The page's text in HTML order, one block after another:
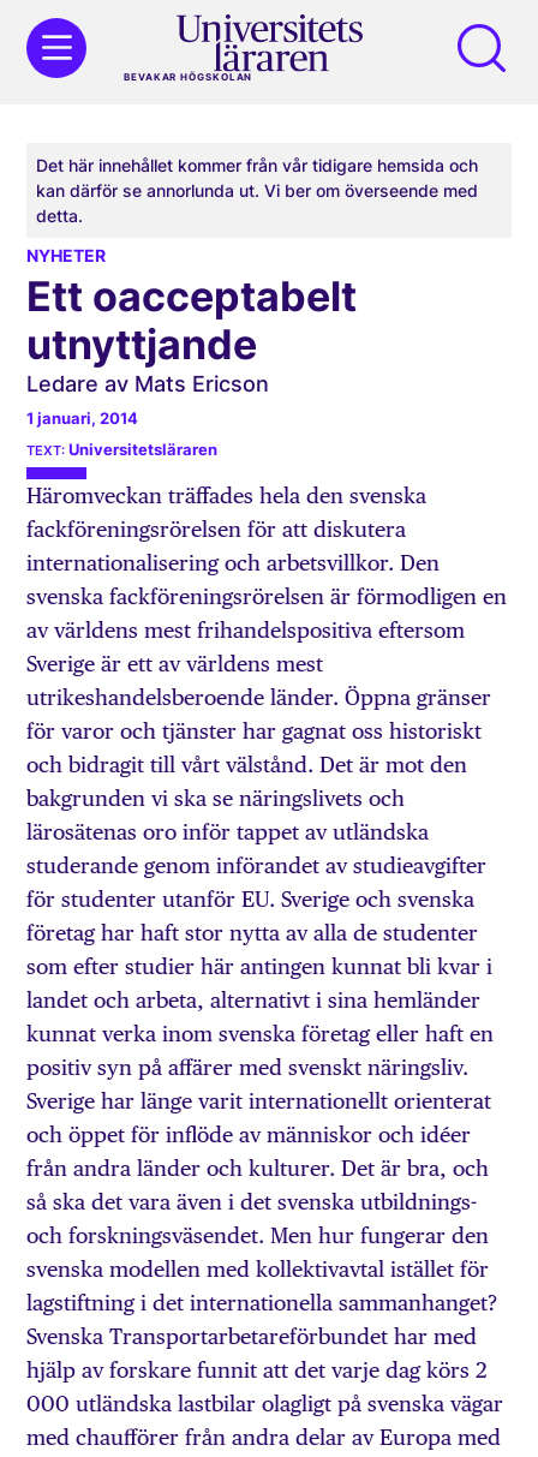
BEVAKAR HÖGSKOLAN
Det här innehållet kommer från vår tidigare hemsida och
kan därför se annorlunda ut. Vi ber om överseende med
detta.
NYHETER
Ett oacceptabelt
utnyttjande
Ledare av Mats Ericson
1 januari, 2014
Universitetsläraren
Häromveckan träffades hela den svenska
fackförenings­rörelsen för att diskutera
internationalisering och­ arbetsvillkor. Den
svenska fack­förenings­­rörelsen är förmodligen en
av världens mest frihandelspositiva eftersom
Sverige är ett av världens mest
utrikeshandelsberoende länder. Öppna gränser
för varor och tjänster har gagnat oss historiskt
och bidragit till vårt välstånd. Det är mot den
bakgrunden vi ska se näringslivets och
lärosätenas oro inför tappet av utländska
studerande genom införandet av studieavgifter
för studenter utanför EU. Sverige och svenska
företag har haft stor nytta av alla de studenter
som efter studier här antingen kunnat bli kvar i
landet och arbeta, alternativt i sina hemländer
kunnat verka inom svenska företag eller haft en
positiv syn på affärer med svenskt näringsliv.
Sverige har länge varit internationellt orienterat
och öppet för inflöde av människor och idéer
från andra länder och kulturer. Det är bra, och
så ska det vara även i det svenska utbildnings-
och forskningsväsendet. Men hur fungerar den
svenska ­modellen med kollektivavtal istället för
lagstiftning i det internationella sammanhanget?
Svenska Transportarbetareförbundet har med
hjälp av forskare funnit att det varje dag körs 2
000 utländska lastbilar olagligt på svenska vägar
med chaufförer från andra delar av Europa med